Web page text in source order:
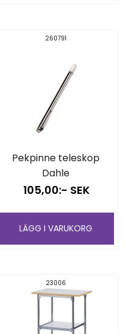
260791
Pekpinne teleskop
Dahle
105,00:- SEK
LÄGG I VARUKORG
23006